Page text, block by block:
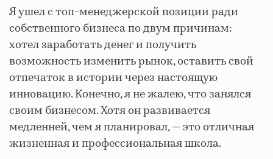
Я ушел с топ-менеджерской позиции ради
собственного бизнеса по двум причинам:
хотел заработать денег и получить
возможность изменить рынок, оставить свой
отпечаток в истории через настоящую
инновацию. Конечно, я не жалею, что занялся
своим бизнесом. Хотя он развивается
медленней, чем я планировал, — это отличная
жизненная и профессиональная школа.